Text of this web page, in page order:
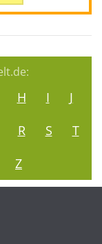
H I
J
R S
T
Z